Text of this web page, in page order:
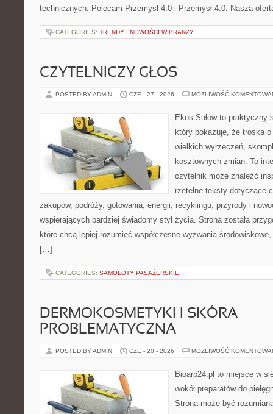
technicznych. Polecam Przemysł 4.0 i Przemysł 4.0. Nasza
CATEGORIES: TRENDY I NOWOŚCI W BRANŻY
CZYTELNICZY GŁOS
POSTED BY ADMIN CZE - 27 - 2026 MOŻLIWOŚĆ
Ekos-Sułów to praktyczny
który pokazuje, że troska
wielkich wyrzeczeń,
kosztownych zmian. To
czytelnik może znaleźć
rzetelne teksty dotyczące
zakupów, podróży, gotowania, energii, recyklingu, przyrody i
wspierających bardziej świadomy styl życia. Strona została
które chcą lepiej rozumieć współczesne wyzwania
[…]
CATEGORIES: SAMOLOTY PASAŻERSKIE
DERMOKOSMETYKI I SKÓRA
PROBLEMATYCZNA
POSTED BY ADMIN CZE - 20 - 2026 MOŻLIWOŚĆ
Bioarp24.pl to miejsce w
wokół preparatów do
Strona może być